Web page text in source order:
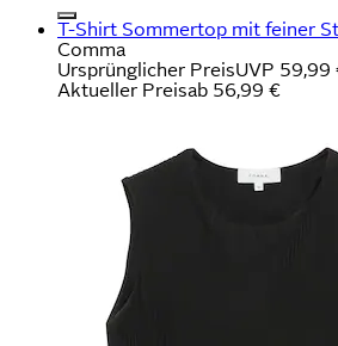
T-Shirt Sommertop mit feiner
Comma
Ursprünglicher PreisUVP 59,99
Aktueller Preisab 56,99 €